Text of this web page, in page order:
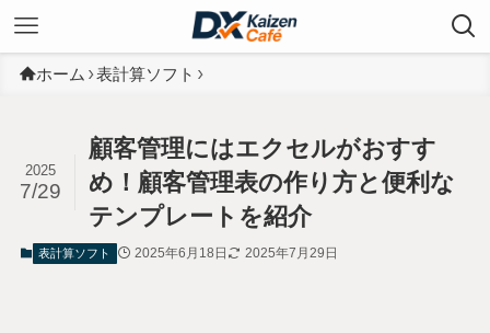
ホーム 表計算ソフト
顧客管理にはエクセルがおすす
め！顧客管理表の作り方と便利な
テンプレートを紹介
2025
7/29
表計算ソフト 2025年6月18日 2025年7月29日